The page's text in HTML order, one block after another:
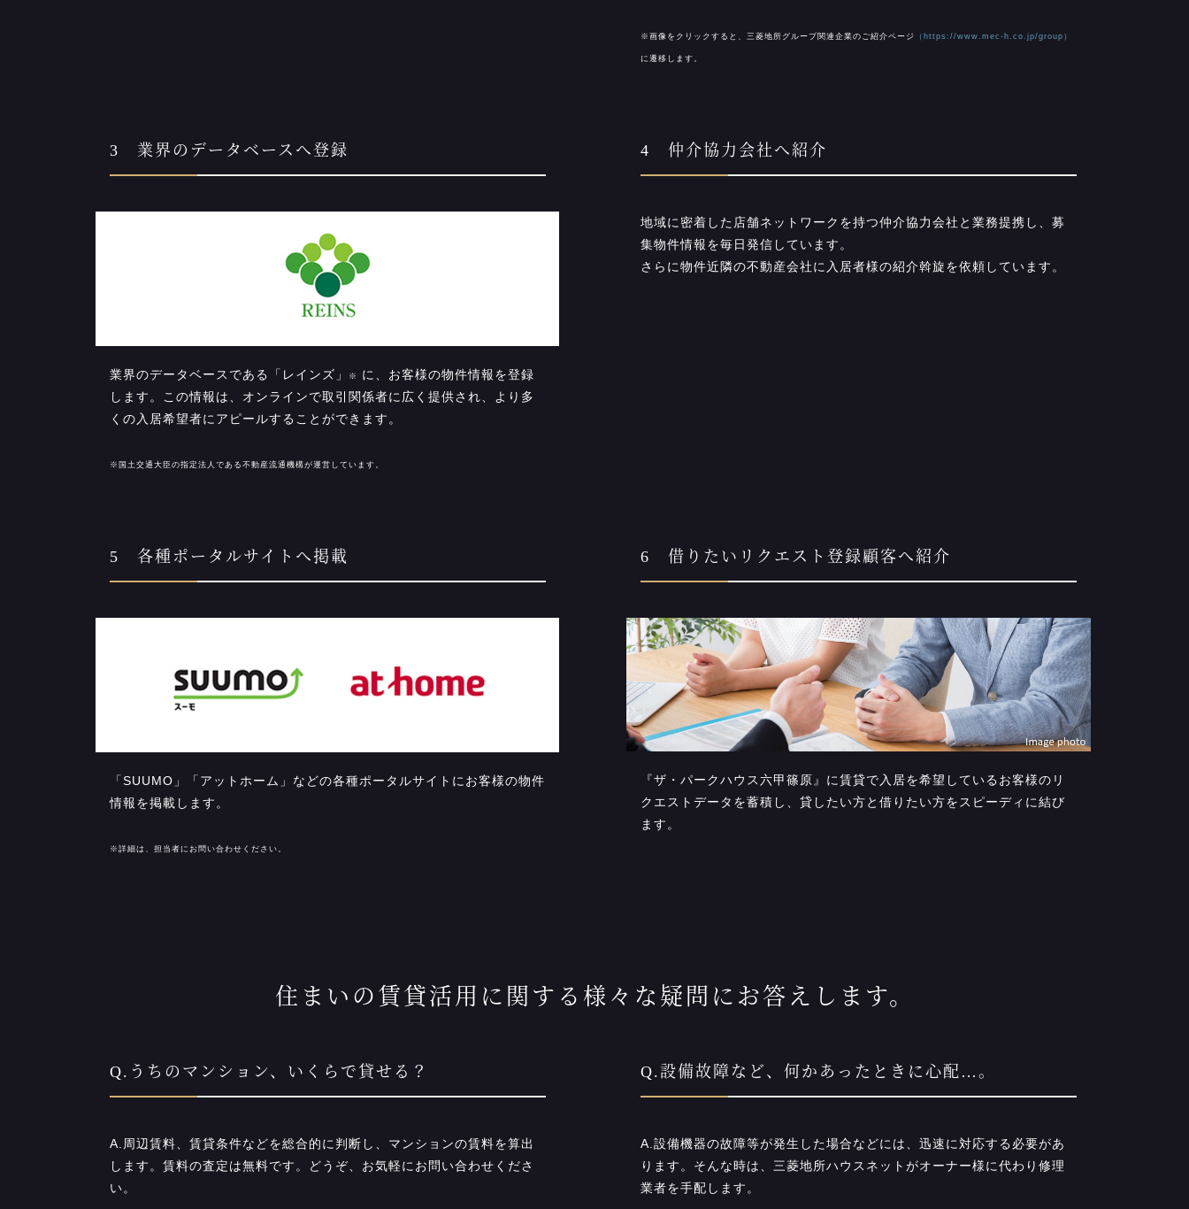
※画像をクリックすると、三菱地所グループ関連企業のご紹介ページ （https://www.mec-h.co.jp/group）
に遷移します。
3 業界のデータベースへ登録
業界のデータベースである「レインズ」 ※
に、お客様の物件情報を登録
します。この情報は、オンラインで取引関係者に広く提供され、より多
くの入居希望者にアピールすることができます。
※国土交通大臣の指定法人である不動産流通機構が運営しています。
4 仲介協力会社へ紹介
地域に密着した店舗ネットワークを持つ仲介協力会社と業務提携し、募
集物件情報を毎日発信しています。
さらに物件近隣の不動産会社に入居者様の紹介斡旋を依頼しています。
5 各種ポータルサイトへ掲載
「SUUMO」「アットホーム」などの各種ポータルサイトにお客様の物件
情報を掲載します。
※詳細は、担当者にお問い合わせください。
6 借りたいリクエスト登録顧客へ紹介
『ザ・パークハウス六甲篠原』に賃貸で入居を希望しているお客様のリ
クエストデータを蓄積し、貸したい方と借りたい方をスピーディに結び
ます。
住まいの賃貸活用に関する様々な疑問にお答えします。
Q.うちのマンション、いくらで貸せる？
A.周辺賃料、賃貸条件などを総合的に判断し、マンションの賃料を算出
します。賃料の査定は無料です。どうぞ、お気軽にお問い合わせくださ
い。
Q.設備故障など、何かあったときに心配…。
A.設備機器の故障等が発生した場合などには、迅速に対応する必要があ
ります。そんな時は、三菱地所ハウスネットがオーナー様に代わり修理
業者を手配します。